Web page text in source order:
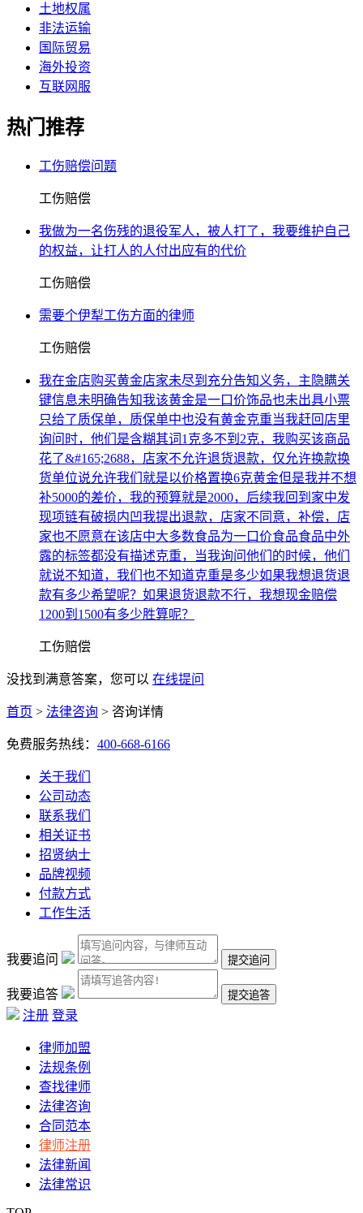
土地权属
非法运输
国际贸易
海外投资
互联网服
热门推荐
工伤赔偿问题
工伤赔偿
我做为一名伤残的退役军人，被人打了，我要维护自己
的权益，让打人的人付出应有的代价
工伤赔偿
需要个伊犁工伤方面的律师
工伤赔偿
我在金店购买黄金店家未尽到充分告知义务，主隐瞒关
键信息未明确告知我该黄金是一口价饰品也未出具小票
只给了质保单，质保单中也没有黄金克重当我赶回店里
询问时，他们是含糊其词1克多不到2克，我购买该商品
花了&#165;2688，店家不允许退货退款，仅允许换款换
货单位说允许我们就是以价格置换6克黄金但是我并不想
补5000的差价，我的预算就是2000，后续我回到家中发
现项链有破损内凹我提出退款，店家不同意，补偿，店
家也不愿意在该店中大多数食品为一口价食品食品中外
露的标签都没有描述克重，当我询问他们的时候，他们
就说不知道，我们也不知道克重是多少如果我想退货退
款有多少希望呢？如果退货退款不行，我想现金赔偿
1200到1500有多少胜算呢？
工伤赔偿
没找到满意答案，您可以 在线提问
首页 > 法律咨询 > 咨询详情
免费服务热线： 400-668-6166
关于我们
公司动态
联系我们
相关证书
招贤纳士
品牌视频
付款方式
工作生活
我要追问
我要追答
注册 登录
律师加盟
法规条例
查找律师
法律咨询
合同范本
律师注册
法律新闻
法律常识